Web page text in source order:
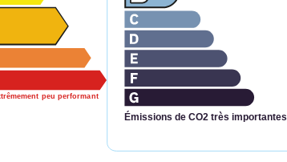
peu performant
Émissions de CO2 très importantes